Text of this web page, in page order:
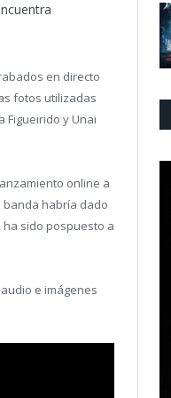
en directo
fotos utilizadas
Figueirido y Unai
online a
banda habría dado
ha sido pospuesto a
e imágenes